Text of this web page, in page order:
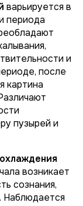
варьируется в
периода
и
после
картина
пузырей и
возникает
сознания,
Наблюдается